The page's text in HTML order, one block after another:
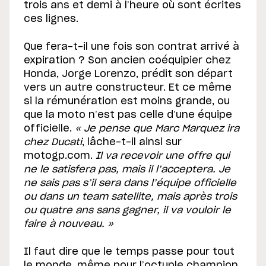
trois ans et demi à l’heure où sont écrites
ces lignes.
Que fera-t-il une fois son contrat arrivé à
expiration ? Son ancien coéquipier chez
Honda, Jorge Lorenzo, prédit son départ
vers un autre constructeur. Et ce même
si la rémunération est moins grande, ou
que la moto n’est pas celle d’une équipe
officielle. « Je pense que Marc Marquez ira
chez Ducati, lâche-t-il ainsi sur
motogp.com. Il va recevoir une offre qui
ne le satisfera pas, mais il l’acceptera. Je
ne sais pas s’il sera dans l’équipe officielle
ou dans un team satellite, mais après trois
ou quatre ans sans gagner, il va vouloir le
faire à nouveau. »
Il faut dire que le temps passe pour tout